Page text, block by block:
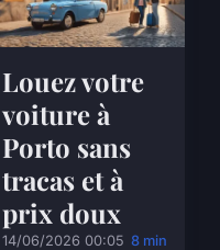
Louez votre
voiture à
Porto sans
tracas et à
prix doux
14/06/2026 00:05 8 min